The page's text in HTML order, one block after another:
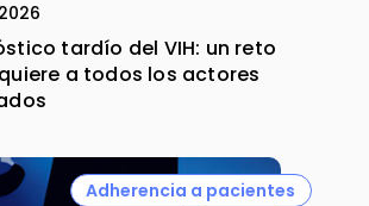
tardío del VIH: un reto
a todos los actores
Adherencia a pacientes